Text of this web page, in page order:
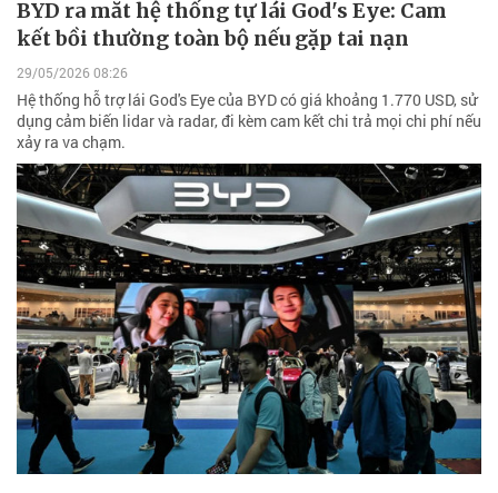
BYD ra mắt hệ thống tự lái God's Eye: Cam
kết bồi thường toàn bộ nếu gặp tai nạn
29/05/2026 08:26
Hệ thống hỗ trợ lái God's Eye của BYD có giá khoảng 1.770 USD, sử
dụng cảm biến lidar và radar, đi kèm cam kết chi trả mọi chi phí nếu
xảy ra va chạm.